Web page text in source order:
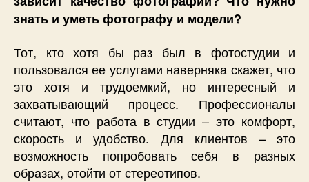
знать и уметь фотографу и модели?
Тот, кто хотя бы раз был в фотостудии и
пользовался ее услугами наверняка скажет, что
это хотя и трудоемкий, но интересный и
захватывающий процесс. Профессионалы
считают, что работа в студии – это комфорт,
скорость и удобство. Для клиентов – это
возможность попробовать себя в разных
образах, отойти от стереотипов.